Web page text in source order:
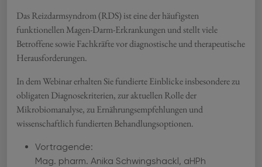
Das Reizdarmsyndrom (RDS) ist eine der häufigsten
funktionellen Magen-Darm-Erkrankungen und stellt viele
Betroffene sowie Fachkräfte vor diagnostische und therapeutische
Herausforderungen.
In dem Webinar erhalten Sie fundierte Einblicke insbesondere zu
obligaten Diagnosekriterien, zur aktuellen Rolle der
Mikrobiomanalyse, zu Ernährungsempfehlungen und
wissenschaftlich fundierten Behandlungsoptionen.
Vortragende:
Mag. pharm. Anika Schwingshackl, aHPh